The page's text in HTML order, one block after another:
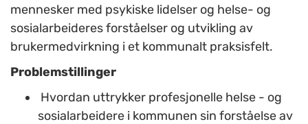
mennesker med psykiske lidelser og helse- og
sosialarbeideres forståelser og utvikling av
brukermedvirkning i et kommunalt praksisfelt.
Problemstillinger
Hvordan uttrykker profesjonelle helse - og
sosialarbeidere i kommunen sin forståelse av